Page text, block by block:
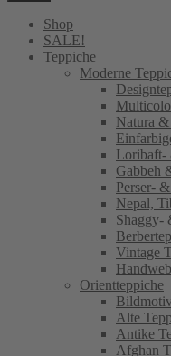
Shop
SALE!
Teppiche
Moderne
Natura
Loribaft-
Gabbeh
Perser-
Nepal,
Shaggy-
Vintage
Orientteppiche
Alte
Antike
Afghan